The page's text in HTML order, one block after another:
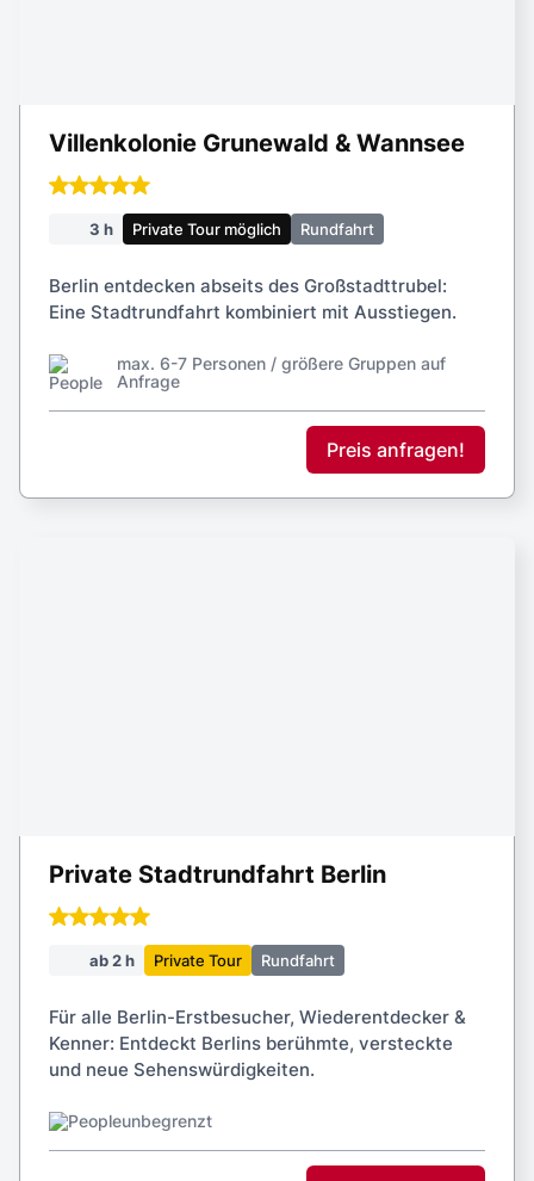
Villenkolonie Grunewald & Wannsee
3 h Private Tour möglich Rundfahrt
Berlin entdecken abseits des Großstadttrubel:
Eine Stadtrundfahrt kombiniert mit Ausstiegen.
max. 6-7 Personen / größere Gruppen auf
Anfrage
Preis anfragen!
Private Stadtrundfahrt Berlin
ab 2 h Private Tour Rundfahrt
Für alle Berlin-Erstbesucher, Wiederentdecker &
Kenner: Entdeckt Berlins berühmte, versteckte
und neue Sehenswürdigkeiten.
unbegrenzt